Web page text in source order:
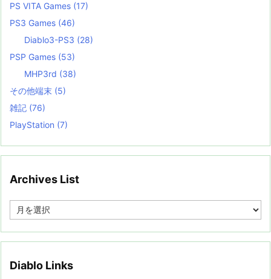
PS VITA Games (17)
PS3 Games (46)
Diablo3-PS3 (28)
PSP Games (53)
MHP3rd (38)
その他端末 (5)
雑記 (76)
PlayStation (7)
Archives List
e
Diablo Links